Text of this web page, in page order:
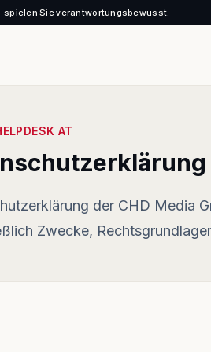
Sie verantwortungsbewusst.
AT
der CHD Media
Zwecke,